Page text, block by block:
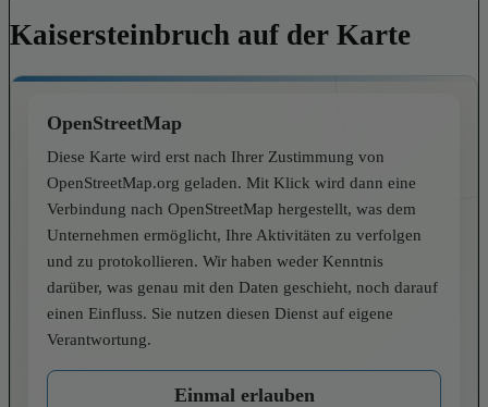
Kaisersteinbruch auf der Karte
OpenStreetMap
Diese Karte wird erst nach Ihrer Zustimmung von
OpenStreetMap.org geladen. Mit Klick wird dann eine
Verbindung nach OpenStreetMap hergestellt, was dem
Unternehmen ermöglicht, Ihre Aktivitäten zu verfolgen
und zu protokollieren. Wir haben weder Kenntnis
darüber, was genau mit den Daten geschieht, noch darauf
einen Einfluss. Sie nutzen diesen Dienst auf eigene
Verantwortung.
Einmal erlauben